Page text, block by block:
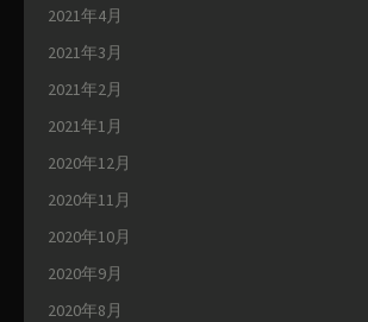
2021年4月
2021年3月
2021年2月
2021年1月
2020年12月
2020年11月
2020年10月
2020年9月
2020年8月